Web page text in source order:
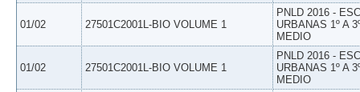
01/02 27501C2001L-BIO VOLUME 1
PNLD 2016 -
URBANAS 1º A
MEDIO
01/02 27501C2001L-BIO VOLUME 1
PNLD 2016 -
URBANAS 1º A
MEDIO